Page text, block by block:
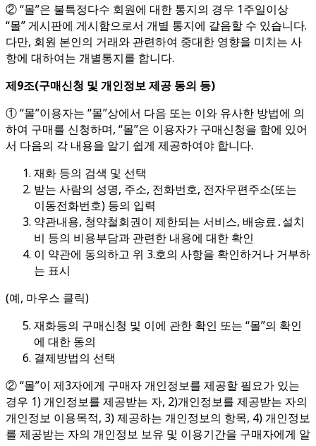
② “몰”은 불특정다수 회원에 대한 통지의 경우 1주일이상
“몰” 게시판에 게시함으로서 개별 통지에 갈음할 수 있습니다.
다만, 회원 본인의 거래와 관련하여 중대한 영향을 미치는 사
항에 대하여는 개별통지를 합니다.
제9조(구매신청 및 개인정보 제공 동의 등)
① “몰”이용자는 “몰”상에서 다음 또는 이와 유사한 방법에 의
하여 구매를 신청하며, “몰”은 이용자가 구매신청을 함에 있어
서 다음의 각 내용을 알기 쉽게 제공하여야 합니다.
재화 등의 검색 및 선택
받는 사람의 성명, 주소, 전화번호, 전자우편주소(또는
이동전화번호) 등의 입력
약관내용, 청약철회권이 제한되는 서비스, 배송료․설치
비 등의 비용부담과 관련한 내용에 대한 확인
이 약관에 동의하고 위 3.호의 사항을 확인하거나 거부하
는 표시
(예, 마우스 클릭)
재화등의 구매신청 및 이에 관한 확인 또는 “몰”의 확인
에 대한 동의
결제방법의 선택
② “몰”이 제3자에게 구매자 개인정보를 제공할 필요가 있는
경우 1) 개인정보를 제공받는 자, 2)개인정보를 제공받는 자의
개인정보 이용목적, 3) 제공하는 개인정보의 항목, 4) 개인정보
를 제공받는 자의 개인정보 보유 및 이용기간을 구매자에게 알